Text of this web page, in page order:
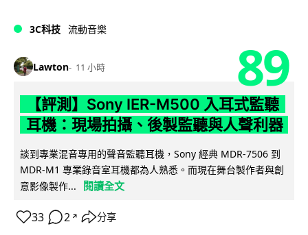
3C科技 流動音樂
Lawton 11 小時 89
【評測】Sony IER-M500 入耳式監聽
耳機：現場拍攝、後製監聽與人聲利器
談到專業混音專用的聲音監聽耳機，Sony 經典 MDR-7506 到
MDR-M1 專業錄音室耳機都為人熟悉。而現在舞台製作者與創
意影像製作...
閱讀全文
33 2 ↗ 分享